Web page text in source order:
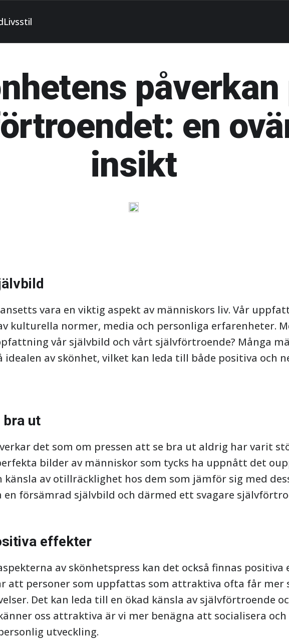
Livsstil
påverkan
en
insikt
vara en viktig aspekt av människors liv. Vår
kulturella normer, media och personliga erfarenheter.
vår självbild och vårt självförtroende? Många
av skönhet, vilket kan leda till både positiva och
bra ut
det som om pressen att se bra ut aldrig har varit
bilder av människor som tycks ha uppnått det
känsla av otillräcklighet hos dem som jämför sig med
försämrad självbild och därmed ett svagare
effekter
av skönhetspress kan det också finnas positiva
att personer som uppfattas som attraktiva ofta får mer
Det kan leda till en ökad känsla av självförtroende
oss attraktiva är vi mer benägna att socialisera
utveckling.